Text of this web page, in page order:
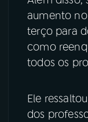
aumento
terço para
como
todos os
Ele
dos